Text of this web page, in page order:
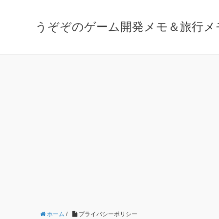
うぞぞのゲーム開発メモ＆旅行メ
ホーム / プライバシーポリシー